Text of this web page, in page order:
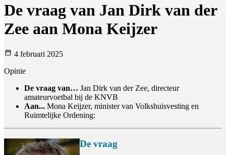
De vraag van Jan Dirk van der
Zee aan Mona Keijzer
4 februari 2025
Opinie
De vraag van… Jan Dirk van der Zee, directeur
amateurvoetbal bij de KNVB
Aan... Mona Keijzer, minister van Volkshuisvesting en
Ruimtelijke Ordening:
De vraag